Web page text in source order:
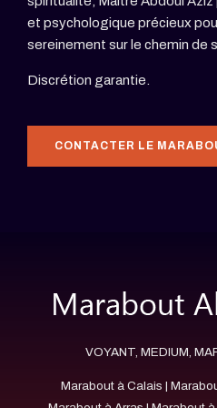
et psychologique précieux
sereinement sur le chemin de
Discrétion garantie.
CONTACTER LE
VOYANT, MEDIUM,
Marabout à Calais |